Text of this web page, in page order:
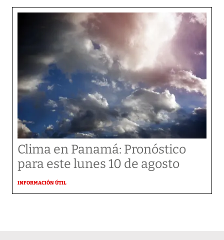
Clima en Panamá: Pronóstico
para este lunes 10 de agosto
INFORMACIÓN ÚTIL